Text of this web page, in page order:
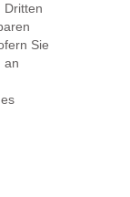
Dritten
Sie
an